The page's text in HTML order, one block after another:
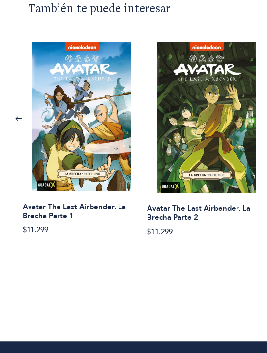
También te puede interesar
Avatar The Last Airbender. La
Brecha Parte 1
$11.299
Avatar The Last Airbender. La
Brecha Parte 2
$11.299